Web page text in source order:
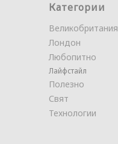
Категории
Великобритания
Лондон
Любопитно
Лайфстайл
Полезно
Свят
Технологии